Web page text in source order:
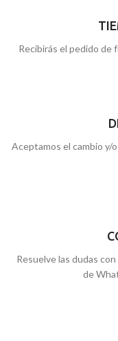
Recibirás el pedido de
Aceptamos el cambio y/
Resuelve las dudas
de